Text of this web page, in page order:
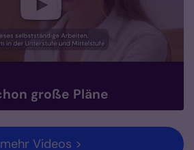
große Pläne
mehr Videos >